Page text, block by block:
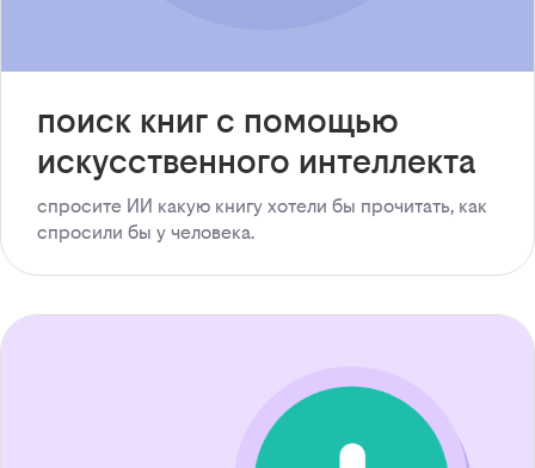
поиск книг с помощью
искусственного интеллекта
спросите ИИ какую книгу хотели бы прочитать, как
спросили бы у человека.